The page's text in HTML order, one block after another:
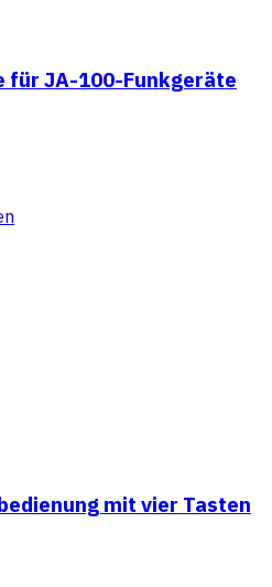
JA-100-Funkgeräte
mit vier Tasten